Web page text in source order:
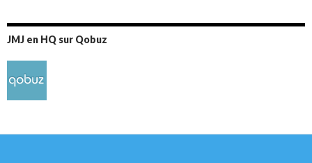
JMJ en HQ sur Qobuz